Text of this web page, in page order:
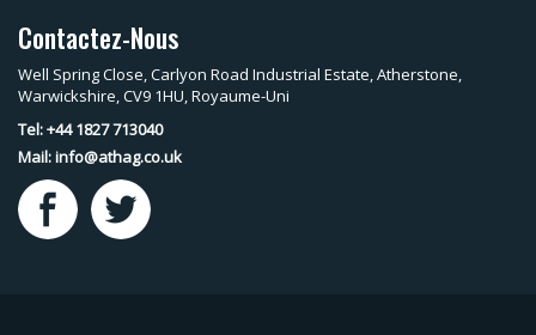
Contactez-Nous
Well Spring Close, Carlyon Road Industrial Estate, Atherstone,
Warwickshire, CV9 1HU, Royaume-Uni
Tel: +44 1827 713040
Mail:info@athag.co.uk